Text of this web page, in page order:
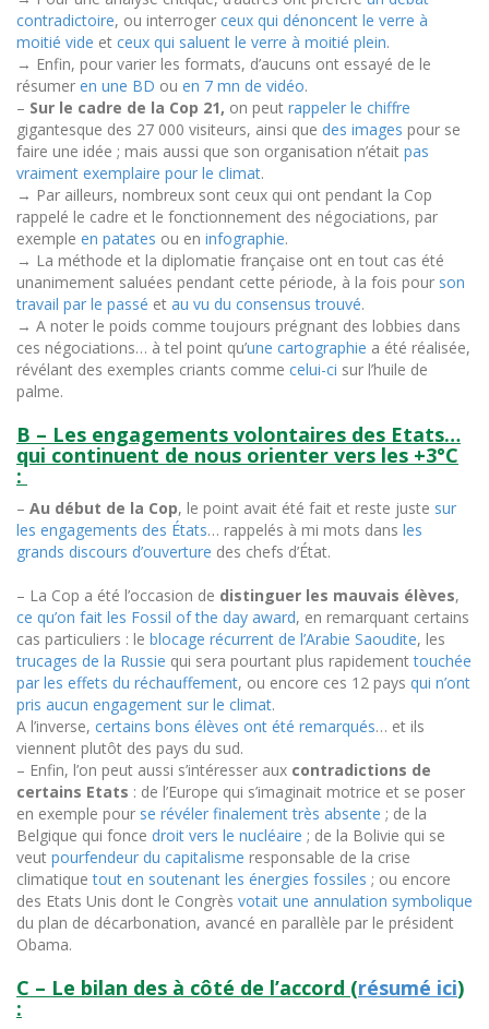
contradictoire, ou interroger ceux qui dénoncent le verre à
moitié vide et ceux qui saluent le verre à moitié plein.
→ Enfin, pour varier les formats, d’aucuns ont essayé de le
résumer en une BD ou en 7 mn de vidéo.
– Sur le cadre de la Cop 21, on peut rappeler le chiffre
gigantesque des 27 000 visiteurs, ainsi que des images pour se
faire une idée ; mais aussi que son organisation n’était pas
vraiment exemplaire pour le climat.
→ Par ailleurs, nombreux sont ceux qui ont pendant la Cop
rappelé le cadre et le fonctionnement des négociations, par
exemple en patates ou en infographie.
→ La méthode et la diplomatie française ont en tout cas été
unanimement saluées pendant cette période, à la fois pour son
travail par le passé et au vu du consensus trouvé.
→ A noter le poids comme toujours prégnant des lobbies dans
ces négociations… à tel point qu’une cartographie a été réalisée,
révélant des exemples criants comme celui-ci sur l’huile de
palme.
B – Les engagements volontaires des Etats…
qui continuent de nous orienter vers les +3°C
:
– Au début de la Cop, le point avait été fait et reste juste sur
les engagements des États… rappelés à mi mots dans les
grands discours d’ouverture des chefs d’État.
– La Cop a été l’occasion de distinguer les mauvais élèves,
ce qu’on fait les Fossil of the day award, en remarquant certains
cas particuliers : le blocage récurrent de l’Arabie Saoudite, les
trucages de la Russie qui sera pourtant plus rapidementtouchée
par les effets du réchauffement, ou encore ces 12 pays qui n’ont
pris aucun engagement sur le climat.
A l’inverse, certains bons élèves ont été remarqués… et ils
viennent plutôt des pays du sud.
– Enfin, l’on peut aussi s’intéresser aux contradictions de
certains Etats : de l’Europe qui s’imaginait motrice et se poser
en exemple pour se révéler finalement très absente ; de la
Belgique qui fonce droit vers le nucléaire ; de la Bolivie qui se
veut pourfendeur du capitalisme responsable de la crise
climatiquetout en soutenant les énergies fossiles ; ou encore
des Etats Unis dont le Congrès votait une annulation symbolique
du plan de décarbonation, avancé en parallèle par le président
Obama.
C – Le bilan des à côté de l’accord (résumé ici)
: